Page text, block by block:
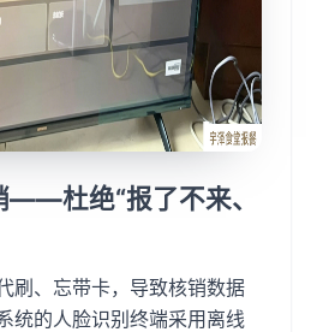
——杜绝“报了不来、
刷、忘带卡，导致核销数据
统的人脸识别终端采用离线